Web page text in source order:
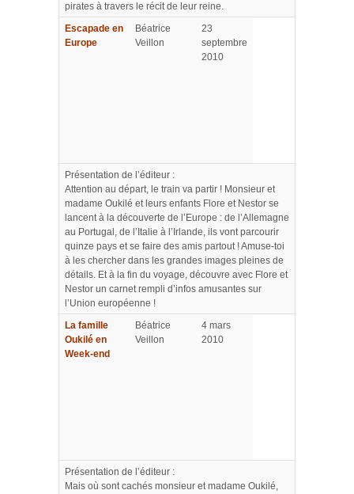
pirates à travers le récit de leur reine.
Escapade en
Europe
Béatrice
Veillon
23
septembre
2010
Présentation de l’éditeur :
Attention au départ, le train va partir ! Monsieur et
madame Oukilé et leurs enfants Flore et Nestor se
lancent à la découverte de l’Europe : de l’Allemagne
au Portugal, de l’Italie à l’Irlande, ils vont parcourir
quinze pays et se faire des amis partout ! Amuse-toi
à les chercher dans les grandes images pleines de
détails. Et à la fin du voyage, découvre avec Flore et
Nestor un carnet rempli d’infos amusantes sur
l’Union européenne !
La famille
Oukilé en
Week-end
Béatrice
Veillon
4 mars
2010
Présentation de l’éditeur :
Mais où sont cachés monsieur et madame Oukilé,